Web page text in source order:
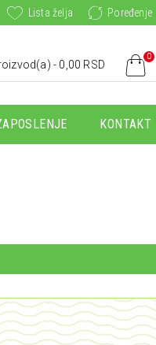
Lista želja Poređenje
- 0,00 RSD
0
KONTAKT